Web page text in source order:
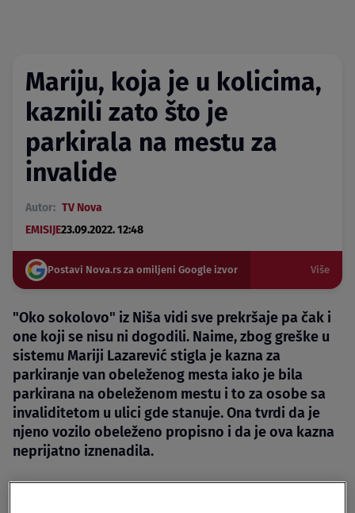
Mariju, koja je u kolicima,
kaznili zato što je
parkirala na mestu za
invalide
Autor: TV Nova
EMISIJE23.09.2022. 12:48
Postavi Nova.rs za omiljeni Google izvor Više
"Oko sokolovo" iz Niša vidi sve prekršaje pa čak i
one koji se nisu ni dogodili. Naime, zbog greške u
sistemu Mariji Lazarević stigla je kazna za
parkiranje van obeleženog mesta iako je bila
parkirana na obeleženom mestu i to za osobe sa
invaliditetom u ulici gde stanuje. Ona tvrdi da je
njeno vozilo obeleženo propisno i da je ova kazna
neprijatno iznenadila.